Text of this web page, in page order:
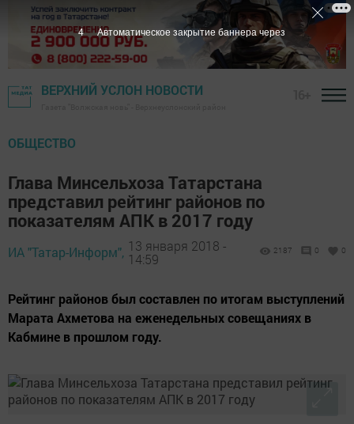
ВЕРХНИЙ УСЛОН НОВОСТИ
ОБЩЕСТВО
Глава Минсельхоза Татарстана
представил рейтинг районов по
показателям АПК в 2017 году
ИА "Татар-Информ", 13 января 2018 -
14:59
2187 0 0
Рейтинг районов был составлен по итогам выступлений
Марата Ахметова на еженедельных совещаниях в
Кабмине в прошлом году.
3 Автоматическое закрытие баннера через